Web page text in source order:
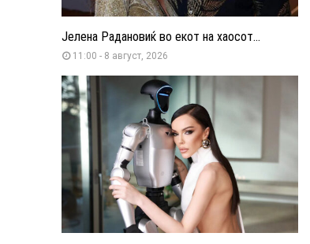
Јелена Радановиќ во екот на хаосот...
11:00 - 8 август, 2026